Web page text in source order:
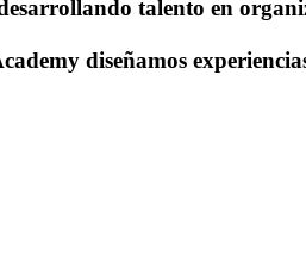
talento en
diseñamos